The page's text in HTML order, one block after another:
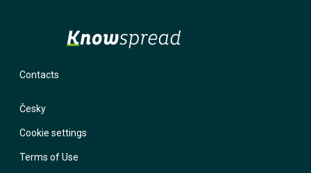
Contacts
Česky
Cookie settings
Terms of Use